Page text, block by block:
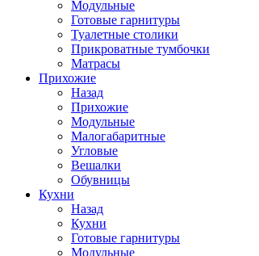
Модульные
Готовые гарнитуры
Туалетные столики
Прикроватные тумбочки
Матрасы
Прихожие
Назад
Прихожие
Модульные
Малогабаритные
Угловые
Вешалки
Обувницы
Кухни
Назад
Кухни
Готовые гарнитуры
Модульные